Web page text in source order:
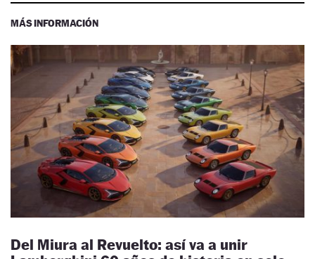
MÁS INFORMACIÓN
Del Miura al Revuelto: así va a unir